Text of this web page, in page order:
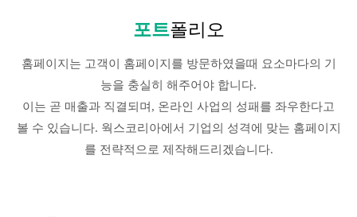
포트폴리오
홈페이지는 고객이 홈페이지를 방문하였을때 요소마다의 기
능을 충실히 해주어야 합니다.
이는 곧 매출과 직결되며, 온라인 사업의 성패를 좌우한다고
볼 수 있습니다. 웍스코리아에서 기업의 성격에 맞는 홈페이지
를 전략적으로 제작해드리겠습니다.